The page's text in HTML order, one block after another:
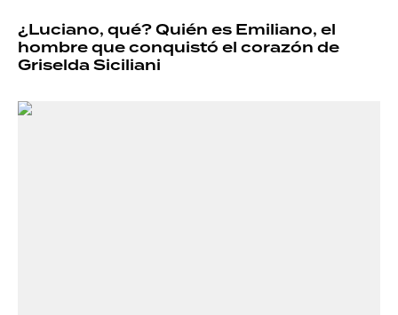
¿Luciano, qué? Quién es Emiliano, el
hombre que conquistó el corazón de
Griselda Siciliani